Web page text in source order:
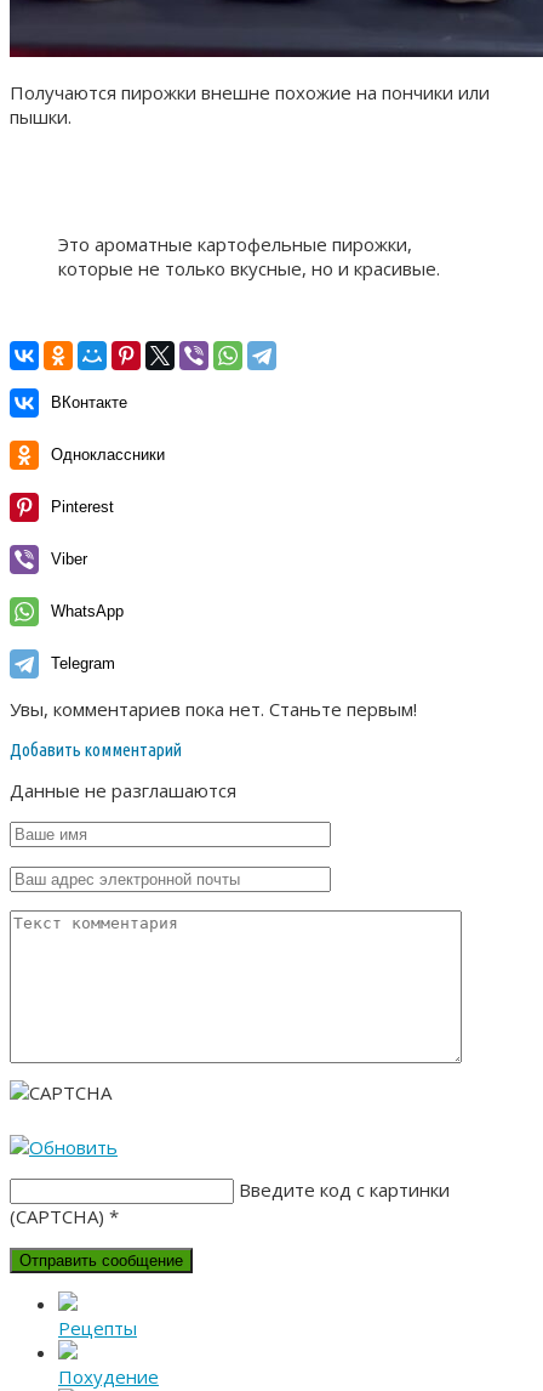
Получаются пирожки внешне похожие на пончики или
пышки.
Это ароматные картофельные пирожки,
которые не только вкусные, но и красивые.
ВКонтакте
Одноклассники
Pinterest
Viber
WhatsApp
Telegram
Увы, комментариев пока нет. Станьте первым!
Добавить комментарий
Данные не разглашаются
Введите код с картинки
(CAPTCHA) *
Рецепты
Похудение